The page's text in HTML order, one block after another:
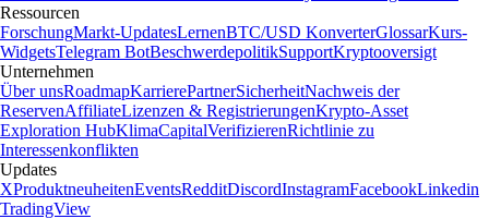
Ressourcen
ForschungMarkt-UpdatesLernenBTC/USD KonverterGlossarKurs-
WidgetsTelegram BotBeschwerdepolitikSupportKryptooversigt
Unternehmen
Über unsRoadmapKarrierePartnerSicherheitNachweis der
ReservenAffiliateLizenzen & RegistrierungenKrypto-Asset
Exploration HubKlimaCapitalVerifizierenRichtlinie zu
Interessenkonflikten
Updates
XProduktneuheitenEventsRedditDiscordInstagramFacebookLinkedin
TradingView